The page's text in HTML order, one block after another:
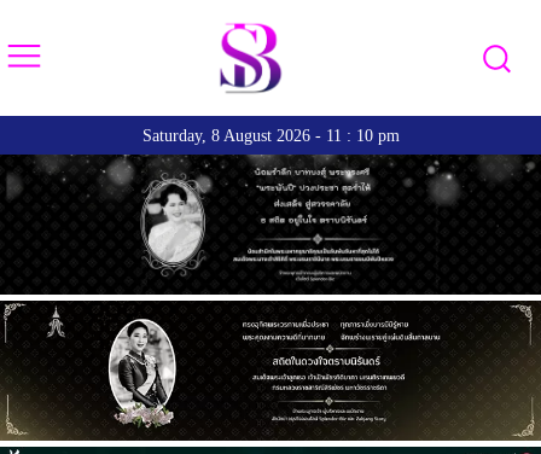
Saturday, 8 August 2026 - 11 : 10 pm